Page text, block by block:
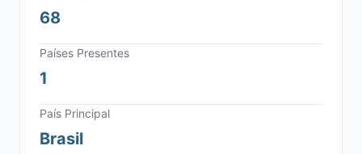
68
Países Presentes
1
País Principal
Brasil